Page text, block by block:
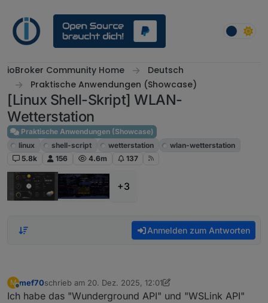
ioBroker Community Home
Deutsch
Praktische Anwendungen (Showcase)
[Linux Shell-Skript] WLAN-
Wetterstation
Praktische Anwendungen (Showcase)
linux
shell-script wetterstation
wlan-wetterstation
5.8k
156 4.6m 137
+3
Anmelden zum Antworten
M
Offline
mef70schrieb am 20. Dez. 2025, 12:01
zuletzt editiert von mef70
Ich habe das "Wunderground API" und "WSLink API"